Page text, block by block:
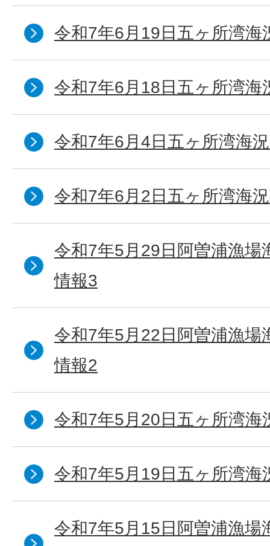
令和7年6月19日五ヶ所湾海
令和7年6月18日五ヶ所湾海
令和7年6月4日五ヶ所湾海
令和7年6月2日五ヶ所湾海
令和7年5月29日阿曽浦漁場
情報3
令和7年5月22日阿曽浦漁場
情報2
令和7年5月20日五ヶ所湾海
令和7年5月19日五ヶ所湾海
令和7年5月15日阿曽浦漁場